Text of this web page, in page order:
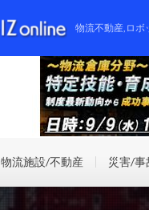
物流不動産,ロボ
物流施設/不動産 災害/事